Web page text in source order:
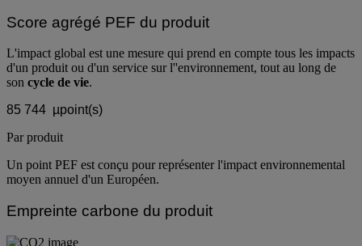
Score agrégé PEF du produit
L'impact global est une mesure qui prend en compte tous les impacts
d'un produit ou d'un service sur l''environnement, tout au long de
son cycle de vie.
85 744 µpoint(s)
Par produit
Un point PEF est conçu pour représenter l'impact environnemental
moyen annuel d'un Européen.
Empreinte carbone du produit